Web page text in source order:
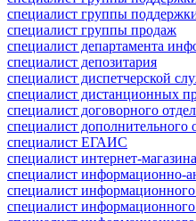
специалист группы
специалист группы продаж
специалист департамента
специалист депозитария
специалист диспетчерской
специалист дистанционных
специалист договорного
специалист дополнительного
специалист ЕГАИС
специалист интернет-магазина
специалист информационно-
специалист
специалист информационного